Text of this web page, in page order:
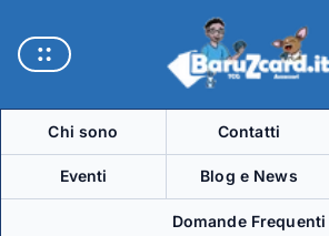
del
negozio"
Chi sono Contatti
Eventi Blog e News
Domande Frequenti